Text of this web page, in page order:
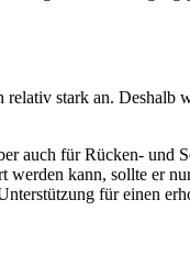
stark an.
auch für Rücken-
kann, sollte er
für einen